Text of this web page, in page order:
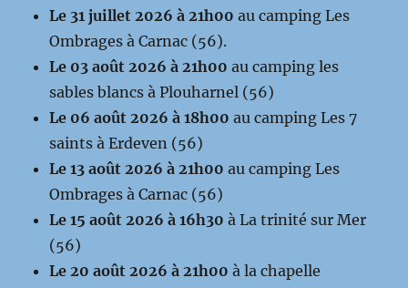
Le 31 juillet 2026 à 21h00 au camping Les
Ombrages à Carnac (56).
Le 03 août 2026 à 21h00 au camping les
sables blancs à Plouharnel (56)
Le 06 août 2026 à 18h00 au camping Les 7
saints à Erdeven (56)
Le 13 août 2026 à 21h00 au camping Les
Ombrages à Carnac (56)
Le 15 août 2026 à 16h30 à La trinité sur Mer
(56)
Le 20 août 2026 à 21h00 à la chapelle